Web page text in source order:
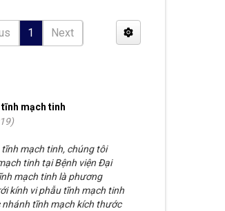
1 Next
mạch tinh
)
mạch tinh, chúng tôi
tinh tại Bệnh viện Đại
mạch tinh là phương
kính vi phẫu tĩnh mạch tinh
tĩnh mạch kích thước